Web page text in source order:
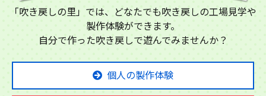
「吹き戻しの里」では、どなたでも吹き戻しの工場見学や
製作体験ができます。
自分で作った吹き戻しで遊んでみませんか？
個人の製作体験